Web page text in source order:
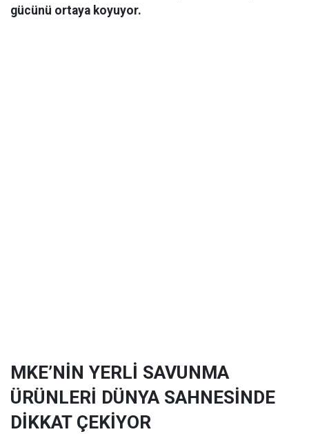
gücünü ortaya koyuyor.
MKE’NİN YERLİ SAVUNMA
ÜRÜNLERİ DÜNYA SAHNESİNDE
DİKKAT ÇEKİYOR